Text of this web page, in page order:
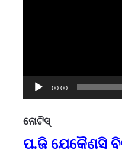
00:00
ନୋଟିସ୍
ଯେକୈଣସି